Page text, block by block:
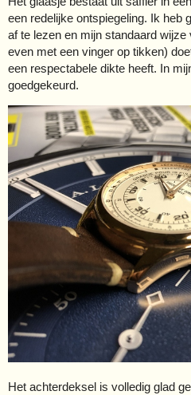
een redelijke ontspiegeling. Ik heb
af te lezen en mijn standaard wijze
even met een vinger op tikken)
een respectabele dikte heeft. In
goedgekeurd.
Het achterdeksel is volledig glad